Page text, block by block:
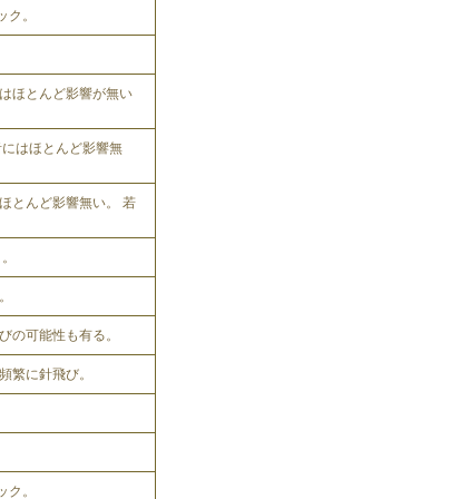
。
ほとんど影響が無い
はほとんど影響無
とんど影響無い。 若
の可能性も有る。
繁に針飛び。
。